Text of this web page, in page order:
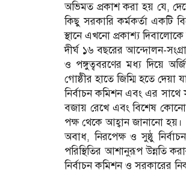
অভিমত প্রকাশ করা হয় যে,
কিছু সরকারি কর্মকর্তা একটি
স্থানে এখনো প্রকাশ্য
দীর্ঘ ১৬ বছরের আন্দোলন-
ও পঙ্গুত্ববরণের মধ্য দিয়ে
গোষ্ঠীর হাতে জিম্মি হতে দেয়া
নির্বাচন কমিশন এবং এর সাথে
বজায় রেখে এবং বিশেষ কোনো
পক্ষ থেকে আহ্বান জানানো হয়।
অবাধ, নিরপেক্ষ ও সুষ্ঠু
পরিস্থিতির আশানুরূপ উন্নতি
নির্বাচন কমিশন ও সরকারের